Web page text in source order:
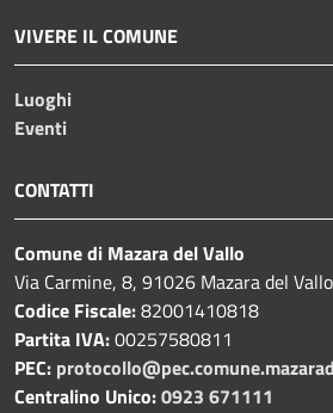
VIVERE IL COMUNE
Luoghi
Eventi
CONTATTI
Comune di Mazara del Vallo
Via Carmine, 8, 91026 Mazara del
Codice Fiscale:82001410818
Partita IVA:00257580811
PEC:
Centralino Unico:0923 671111